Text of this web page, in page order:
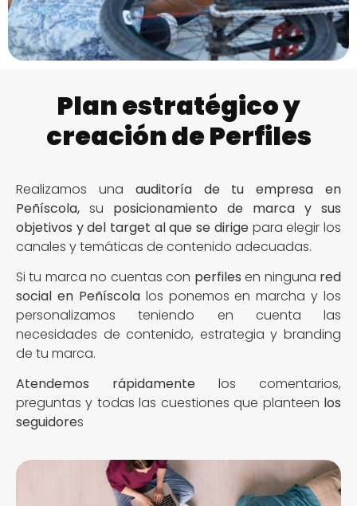
Plan estratégico y
creación de Perfiles
Realizamos una auditoría de tu empresa en
Peñíscola, su posicionamiento de marca y sus
objetivos y del target al que se dirige para elegir los
canales y temáticas de contenido adecuadas.
Si tu marca no cuentas con perfiles en ninguna red
social en Peñíscolalos ponemos en marcha y los
personalizamos teniendo en cuenta las
necesidades de contenido, estrategia y branding
de tu marca.
Atendemos rápidamente los comentarios,
preguntas y todas las cuestiones que planteen los
seguidores